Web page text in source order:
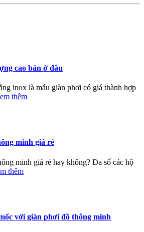
cao bán ở đâu
inox là mẫu giàn phơi có giá thành hợp
thêm
minh giá rẻ
minh giá rẻ hay không? Đa số các hộ
thêm
với giàn phơi đồ thông minh